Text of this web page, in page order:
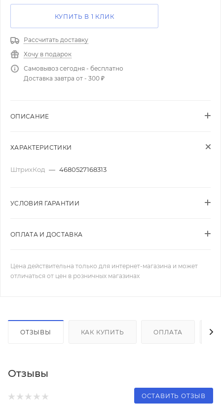
КУПИТЬ В 1 КЛИК
Рассчитать доставку
Хочу в подарок
Самовывоз сегодня - бесплатно
Доставка завтра от - 300 ₽
ОПИСАНИЕ
ХАРАКТЕРИСТИКИ
ШтрихКод — 4680527168313
УСЛОВИЯ ГАРАНТИИ
ОПЛАТА И ДОСТАВКА
Цена действительна только для интернет-магазина и может
отличаться от цен в розничных магазинах
ОТЗЫВЫ КАК КУПИТЬ ОПЛАТА
Отзывы
ОСТАВИТЬ ОТЗЫВ